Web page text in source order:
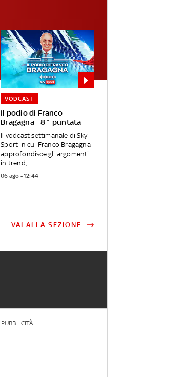
Il podio di Franco
Bragagna - 8^ puntata
VODCAST
Il vodcast settimanale di Sky
Sport in cui Franco Bragagna
approfondisce gli argomenti
in trend,...
06 ago - 12:44
VAI ALLA SEZIONE
PUBBLICITÀ